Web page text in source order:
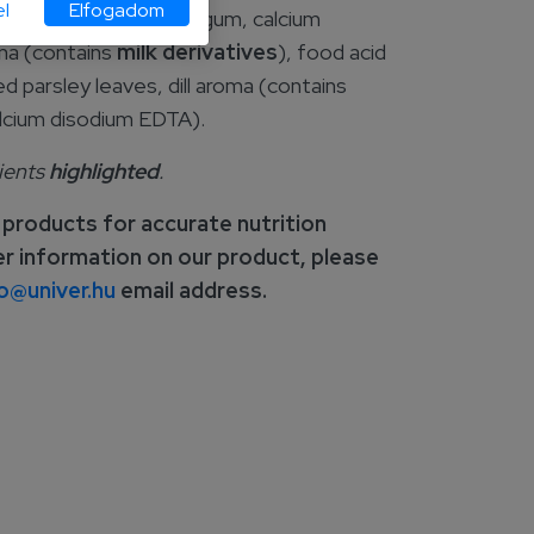
acid ester, xanthan gum, calcium
(containsmilk derivatives), food acid
parsley leaves, dill aroma (contains
disodium EDTA).
highlighted.
products for accurate nutrition
information on our product, please
email address.
Elfogadom